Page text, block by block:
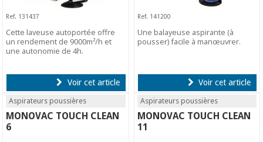
Ref. 131437
Cette laveuse autoportée offre
un rendement de 9000m²/h et
une autonomie de 4h.
Voir cet article
Ref. 141200
Une balayeuse aspirante (à
pousser) facile à manœuvrer.
Voir cet article
Aspirateurs poussières
MONOVAC TOUCH CLEAN
6
Aspirateurs poussières
MONOVAC TOUCH CLEAN
11